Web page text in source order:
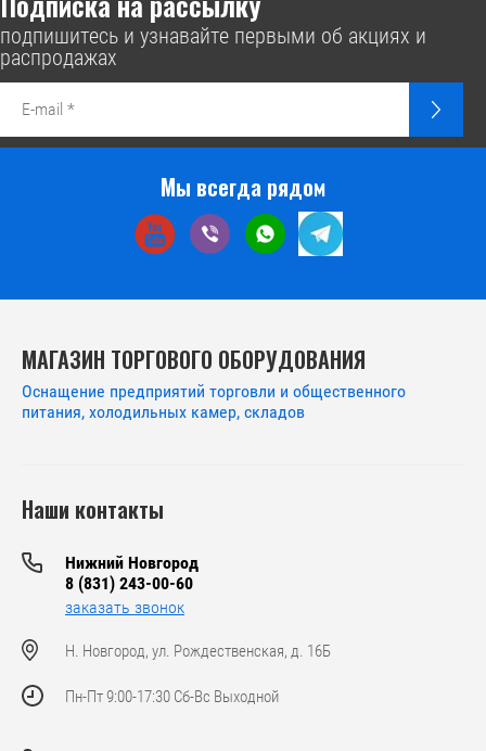
подпишитесь и узнавайте первыми об акциях и
распродажах
Мы всегда рядом
МАГАЗИН ТОРГОВОГО ОБОРУДОВАНИЯ
Оснащение предприятий торговли и общественного
питания, холодильных камер, складов
Наши контакты
Нижний Новгород
8 (831) 243-00-60
заказать звонок
Н. Новгород, ул. Рождественская, д. 16Б
Пн-Пт 9:00-17:30 Сб-Вс Выходной